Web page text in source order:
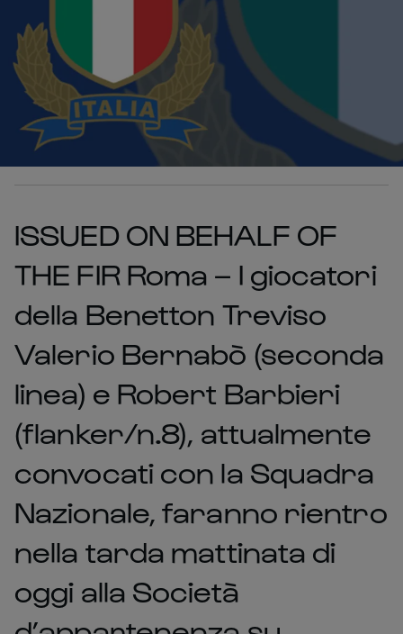
ISSUED ON BEHALF OF
THE FIR Roma – I giocatori
della Benetton Treviso
Valerio Bernabò (seconda
linea) e Robert Barbieri
(flanker/n.8), attualmente
convocati con la Squadra
Nazionale, faranno rientro
nella tarda mattinata di
oggi alla Società